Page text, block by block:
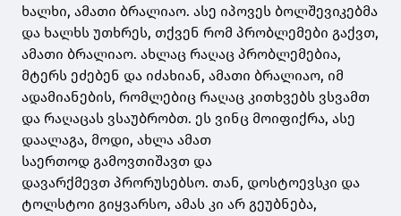
ხალხი, ამათი ბრალიაო. ასე იპოვეს ბოლშევიკებმა
და ხალხს უთხრეს, თქვენ რომ პრობლემები გაქვთ,
ამათი ბრალიაო. ახლაც რაღაც პრობლემებია,
მტერს ეძებენ და იძახიან, ამათი ბრალიაო, იმ
ადამიანების, რომლებიც რაღაც კითხვებს ვსვამთ
და რაღაცას ვსაუბრობთ. ეს ვინც მოიფიქრა, ასე
დაალაგა, მოდი, ახლა ამათ
საერთოდ გამოვთიშავთ და
დავარქმევთ პრორუსებსო. თან, დოსტოევსკი და
ტოლსტოი გიყვარსო, ამას კი არ გეუბნება,